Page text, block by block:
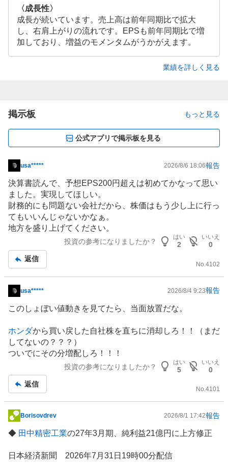
〈成長性〉
成長が続いています。売上高は前年同期比で拡大
し、右肩上がりの流れです。EPSも前年同期比で増
加しており、増益のモメンタムがうかがえます。
業績を詳しく見る
掲示板 もっと見る
公式アプリで掲示板を見る
掲
示
板
記
事
usa***** 2026/8/6 18:06報告
決算書読んで、予想EPS200円超えは初めてかなって思い
ました。実現してほしい。
財務的にも問題ない会社だから、株価はもう少し上に行っ
てもいいんじゃないかなぁ。
地方を盛り上げてください。
投資の参考になりましたか？
はい
2
いいえ
0
返信
No. 4102
掲
示
記
事
usa***** 2026/8/4 9:23報告
このしょぼい値動きを見てたら、当面放置だな。
ホンダから買い戻した自社株を直ちに消却しろ！！（まだ
してないの？？？）
ついでにその分増配しろ！！！
投資の参考になりましたか？
はい
5
いいえ
0
返信
No.4101
掲
示
記
Borisovdrev 2026/8/1 17:42報告
◆ 田中精密工業の27年3月期、純利益21億円に上方修正
日本経済新聞 2026年7月31日19時00分配信